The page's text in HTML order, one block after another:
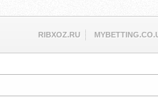
RIBXOZ.RU